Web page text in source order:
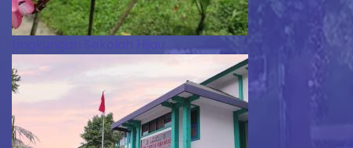
Lingkungan Sekolah Hijau